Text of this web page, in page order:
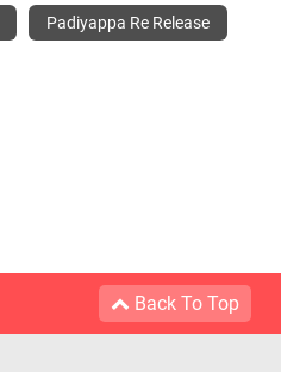
Padiyappa Re Release
Back To Top